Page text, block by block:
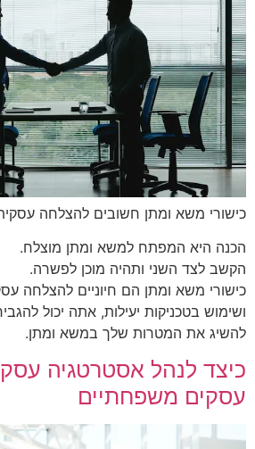
כישורי משא ומתן חשובים להצלחה
הכנה היא המפתח למשא ומתן מוצלח.
הקשב לצד השני ותהיה מוכן לפשרה.
כישורי משא ומתן הם חיוניים להצלחה
ושימוש בטכניקות יעילות, אתה יכול
להשיג את המטרות שלך במשא ומתן.
כיצד לנהל אסטרטגיה
עסקים משפחתיים